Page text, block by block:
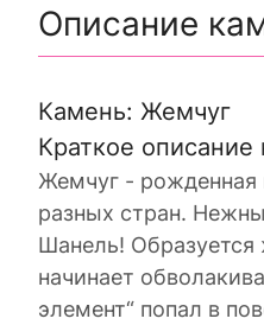
Описание
Камень: Жемчуг
Краткое описание
Жемчуг - рожденная
разных стран.
Шанель!
начинает
элемент“ попал в